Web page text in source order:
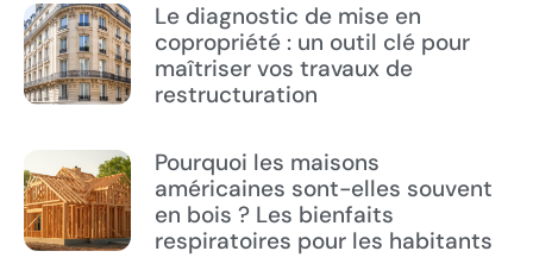
Le diagnostic de mise en
copropriété : un outil clé pour
maîtriser vos travaux de
restructuration
Pourquoi les maisons
américaines sont-elles souvent
en bois ? Les bienfaits
respiratoires pour les habitants